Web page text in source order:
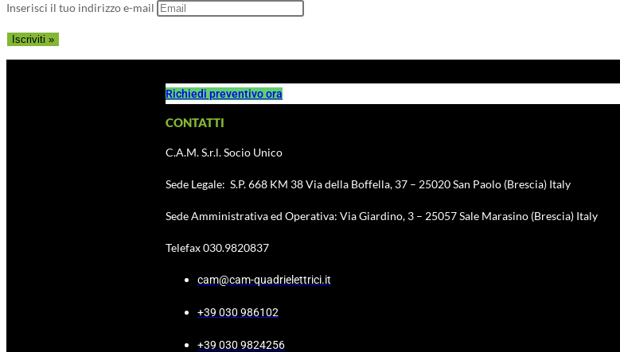
Inserisci il tuo indirizzo e-mail
Richiedi preventivo ora
CONTATTI
C.A.M. S.r.l. Socio Unico
Sede Legale: S.P. 668 KM 38 Via della Boffella, 37 – 25020 San Paolo (Brescia) Italy
Sede Amministrativa ed Operativa: Via Giardino, 3 – 25057 Sale Marasino (Brescia) Italy
Telefax 030.9820837
cam@cam-quadrielettrici.it
+39 030 986102
+39 030 9824256